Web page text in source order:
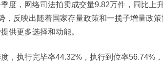
，网络司法拍卖成交量9.82万件，同比上
，反映出随着国家存量政策和一揽子增量政
供更多选择和动能。
执行完毕率44.32%，执行到位率56.74%